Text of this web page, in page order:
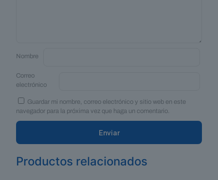
Nombre
Correo
electrónico
Guardar mi nombre, correo electrónico y sitio web en este
navegador para la próxima vez que haga un comentario.
Productos relacionados